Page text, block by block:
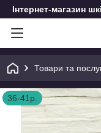
Інтернет-магазин
Товари та
36-41р.